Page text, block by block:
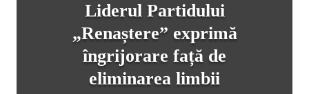
Liderul Partidului
„Renaștere” exprimă
îngrijorare față de
eliminarea limbii